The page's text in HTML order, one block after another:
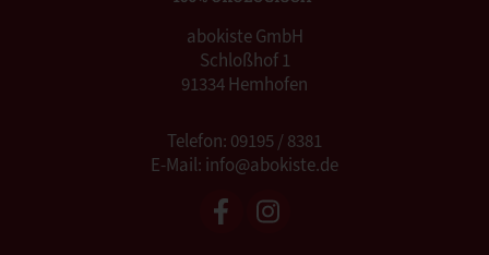
abokiste GmbH
Schloßhof 1
91334 Hemhofen
Telefon: 09195 / 8381
E-Mail: info@abokiste.de